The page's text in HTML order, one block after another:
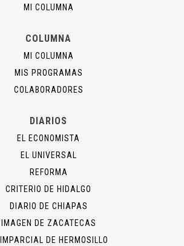
MI COLUMNA
COLUMNA
MI COLUMNA
MIS PROGRAMAS
COLABORADORES
DIARIOS
EL ECONOMISTA
EL UNIVERSAL
REFORMA
CRITERIO DE HIDALGO
DIARIO DE CHIAPAS
IMAGEN DE ZACATECAS
DE HERMOSILLO